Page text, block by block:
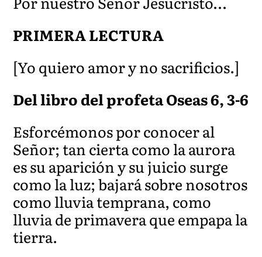
PRIMERA LECTURA
[Yo quiero amor y no sacrificios.]
Del libro del profeta Oseas 6, 3-6
Esforcémonos por conocer al
Señor; tan cierta como la aurora
es su aparición y su juicio surge
como la luz; bajará sobre nosotros
como lluvia temprana, como
lluvia de primavera que empapa la
tierra.